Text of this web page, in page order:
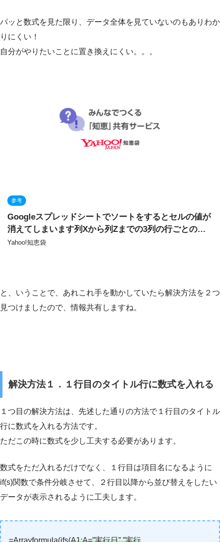
パッと数式を見た限り、データ全体を見ていないのもありわか
りにくい！
自分がやりたいことに置き換えにくい。。。
参考
Googleスプレッドシートでソートをするとセルの値が
消えてしまいます列Xから列Zまでの3列の行ごとの合
計値を計算する列… – Yahoo!知恵袋
Yahoo!知恵袋
と、いうことで、あれこれ手を動かしていたら解決方法を２つ
見つけましたので、情報共有しますね。
解決方法１．１行目のタイトル行に数式を入れる
１つ目の解決方法は、先述した通りの方法で１行目のタイトル
行に数式を入れる方法です。
ただこの時に数式を少し工夫する必要があります。
数式をただ入れるだけでなく、１行目は項目名になるように
if(s)関数で条件分岐させて、２行目以降から並び替えをしたい
データが表示されるように工夫します。